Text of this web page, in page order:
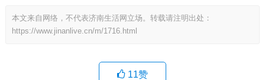
本文来自网络，不代表济南生活网立场。转载请注明出处：
https://www.jinanlive.cn/m/1716.html
11赞